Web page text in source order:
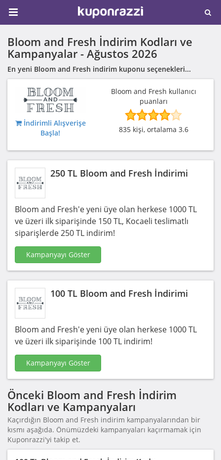
Bloom and Fresh İndirim Kodları ve
Kampanyalar - Ağustos 2026
En yeni Bloom and Fresh indirim kuponu seçenekleri...
İndirimli Alışverişe
Başla!
Bloom and Fresh kullanıcı
puanları
835 kişi, ortalama 3.6
250 TL Bloom and Fresh İndirimi
Bloom and Fresh'e yeni üye olan herkese 1000 TL
ve üzeri ilk siparişinde 150 TL, Kocaeli teslimatlı
siparişlerde 250 TL indirim!
Kampanyayı Göster
100 TL Bloom and Fresh İndirimi
Bloom and Fresh'e yeni üye olan herkese 1000 TL
ve üzeri ilk siparişinde 100 TL indirim!
Kampanyayı Göster
Önceki Bloom and Fresh İndirim
Kodları ve Kampanyaları
Kaçırdığın Bloom and Fresh indirim kampanyalarından bir
kısmı aşağıda. Önümüzdeki kampanyaları kaçırmamak için
Kuponrazzi'yi takip et.